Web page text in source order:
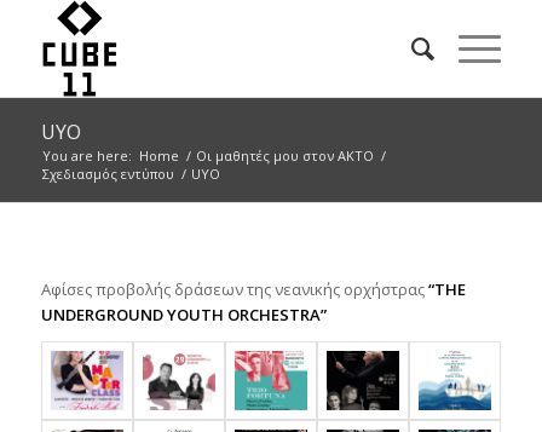
UYO
You are here: Home / Οι μαθητές μου στον ΑΚΤΟ /
Σχεδιασμός εντύπου / UYO
Aφίσες προβολής δράσεων της νεανικής ορχήστρας“THE
UNDERGROUND YOUTH ORCHESTRA”